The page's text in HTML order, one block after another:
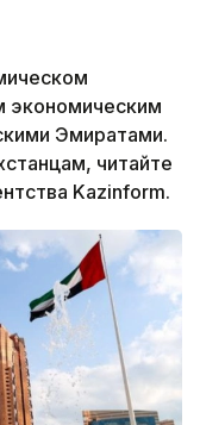
экономическим
Эмиратами.
читайте
Kazinform.